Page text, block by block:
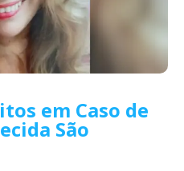
em Caso de
São